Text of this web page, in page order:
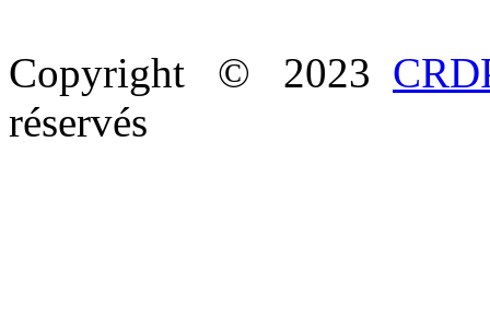
Copyright © 2023
réservés